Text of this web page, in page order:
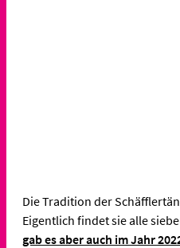
Die Tradition der
Eigentlich findet sie alle
gab es aber auch im Jahr